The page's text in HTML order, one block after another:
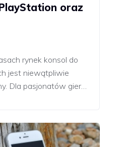
oraz
rynek konsol do
jest niewątpliwie
Dla pasjonatów gier…